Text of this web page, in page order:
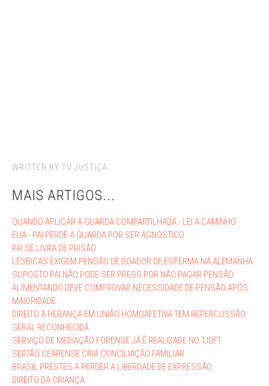
WRITTEN BY TV JUSTIÇA.
MAIS ARTIGOS...
QUANDO APLICAR A GUARDA COMPARTILHADA - LEI A CAMINHO
EUA - PAI PERDE A GUARDA POR SER AGNÓSTICO
PAI SE LIVRA DE PRISÃO
LÉSBICAS EXIGEM PENSÃO DE DOADOR DE ESPERMA NA ALEMANHA
SUPOSTO PAI NÃO PODE SER PRESO POR NÃO PAGAR PENSÃO
ALIMENTANDO DEVE COMPROVAR NECESSIDADE DE PENSÃO APÓS
MAIORIDADE
DIREITO A HERANÇA EM UNIÃO HOMOAFETIVA TEM REPERCUSSÃO
GERAL RECONHECIDA
SERVIÇO DE MEDIAÇÃO FORENSE JÁ É REALIDADE NO TJDFT
SERTÃO CEARENSE CRIA CONCILIAÇÂO FAMILIAR
BRASIL PRESTES A PERDER A LIBERDADE DE EXPRESSÃO
DIREITO DA CRIANÇA